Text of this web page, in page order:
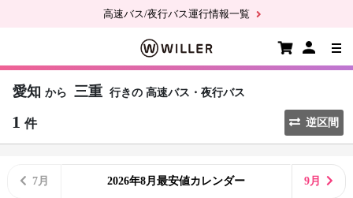
高速バス/夜行バス運行情報一覧
愛知 から 三重 行きの 高速バス・夜行バス
1 件 逆区間
7月 2026年8月最安値カレンダー 9月